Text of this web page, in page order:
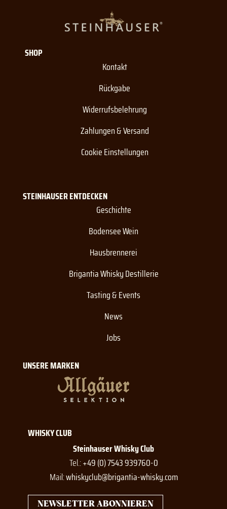
STEINHAUSER ENTDECKEN
Geschichte
Bodensee Wein
Hausbrennerei
Brigantia Whisky Destillerie
Tasting & Events
News
Jobs
UNSERE MARKEN
SHOP
Kontakt
Rückgabe
Widerrufsbelehrung
Zahlungen & Versand
Cookie Einstellungen
WHISKY CLUB
Steinhauser Whisky Club
Tel.:+49 (0) 7543 939760-0
Mail:whiskyclub@brigantia-whisky.com
NEWSLETTER ABONNIEREN